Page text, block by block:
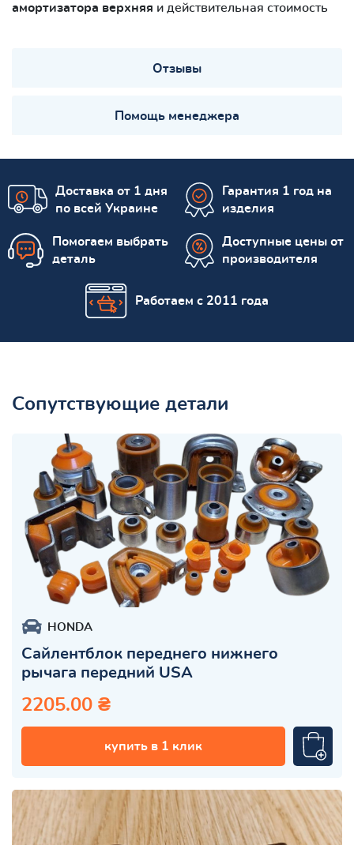
амортизатора верхняя и действительная стоимость
Отзывы
Помощь менеджера
Доставка от 1 дня
по всей Украине
Гарантия 1 год на
изделия
Помогаем выбрать
деталь
Доступные цены от
производителя
Работаем с 2011 года
Сопутствующие детали
HONDA
Сайлентблок переднего нижнего
рычага передний USA
2205.00 ₴
купить в 1 клик